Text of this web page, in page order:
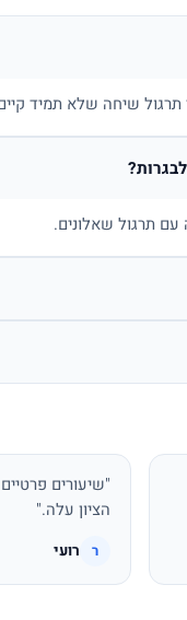
תרגול שיחה שלא תמיד
עם תרגול שאלונים.
"שיעורים
הציון עלה."
ר רועי